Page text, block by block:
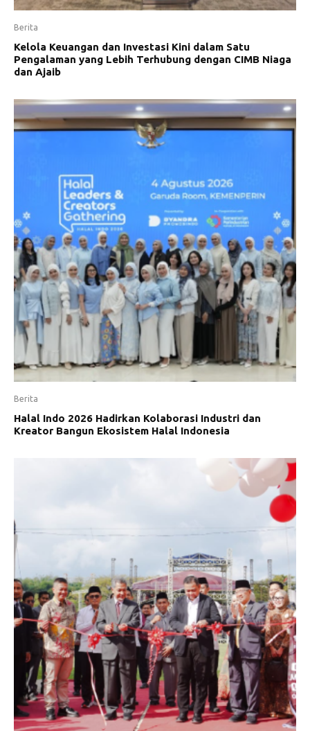
Berita
Kelola Keuangan dan Investasi Kini dalam Satu
Pengalaman yang Lebih Terhubung dengan CIMB Niaga
dan Ajaib
Berita
Halal Indo 2026 Hadirkan Kolaborasi Industri dan
Kreator Bangun Ekosistem Halal Indonesia